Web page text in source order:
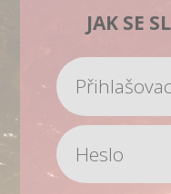
JAK SE